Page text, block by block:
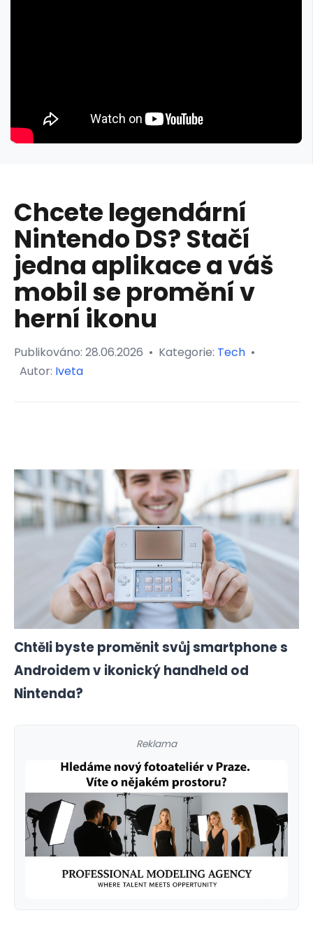
Chcete legendární
Nintendo DS? Stačí
jedna aplikace a váš
mobil se promění v
herní ikonu
Publikováno: 28.06.2026 • Kategorie: Tech •
Autor: Iveta
Chtěli byste proměnit svůj smartphone s
Androidem v ikonický handheld od
Nintenda?
Reklama